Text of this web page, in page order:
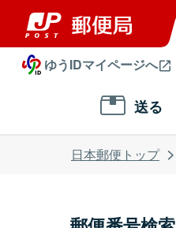
ゆうIDマイページへ
送る
日本郵便トップ